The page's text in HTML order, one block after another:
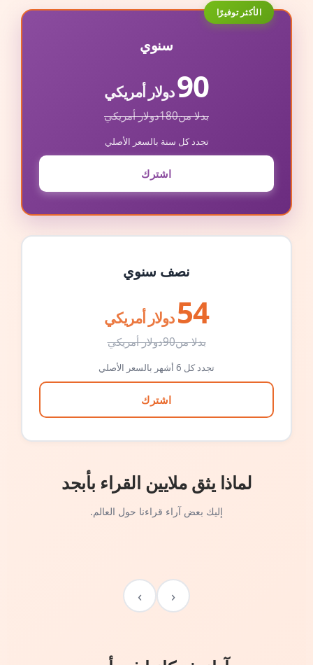
الأكثر توفيرًا
سنوي
90دولار أمريكي
بدلا من180دولار أمريكي
تجدد كل سنة بالسعر الأصلي
اشترك
نصف سنوي
54 دولار أمريكي
بدلا من90دولار أمريكي
تجدد كل 6 أشهر بالسعر الأصلي
اشترك
لماذا يثق ملايين القراء بأبجد
إليك بعض آراء قراءنا حول العالم.
‹
›